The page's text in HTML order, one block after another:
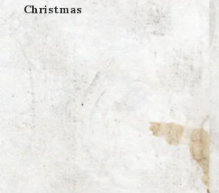
Christmas